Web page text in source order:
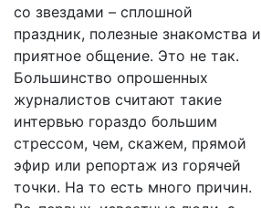
со звездами – сплошной
праздник, полезные знакомства и
приятное общение. Это не так.
Большинство опрошенных
журналистов считают такие
интервью гораздо большим
стрессом, чем, скажем, прямой
эфир или репортаж из горячей
точки. На то есть много причин.